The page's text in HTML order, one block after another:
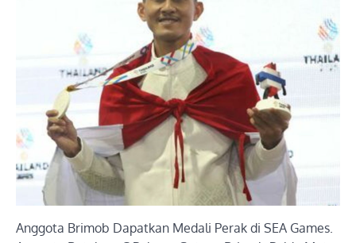
Anggota Brimob Dapatkan Medali Perak di SEA Games.